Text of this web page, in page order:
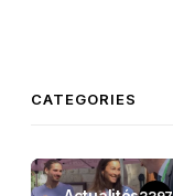
CATEGORIES